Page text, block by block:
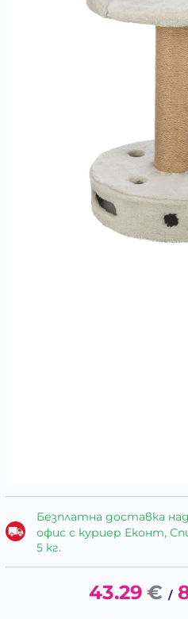
Безплатна доставка над
офис с куриер Еконт,
5 кг.
43.29 € /